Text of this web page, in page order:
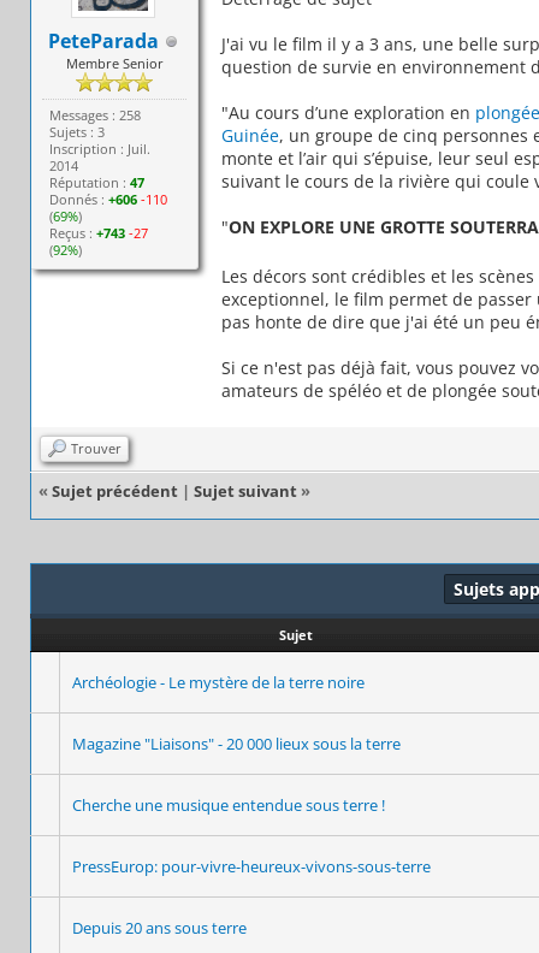
PeteParada
Membre Senior
Messages : 258
Sujets : 3
Inscription : Juil.
2014
Réputation :47
Donnés :+606 -110
(69%)
Reçus :+743 -27
(92%)
J'ai vu le film il y a 3 ans, une belle
question de survie en environnement
"Au cours d’une exploration en
Guinée, un groupe de cinq personnes
monte et l’air qui s’épuise, leur seul
suivant le cours de la rivière qui coule
"ON EXPLORE UNE GROTTE
Les décors sont crédibles et les
exceptionnel, le film permet de
pas honte de dire que j'ai été un peu
Si ce n'est pas déjà fait, vous pouvez
amateurs de spéléo et de plongée
Trouver
« Sujet précédent | Sujet suivant »
Sujets
Sujet
Archéologie - Le mystère de la terre noire
Magazine "Liaisons" - 20 000 lieux sous la terre
Cherche une musique entendue sous terre !
PressEurop: pour-vivre-heureux-vivons-sous-terre
Depuis 20 ans sous terre